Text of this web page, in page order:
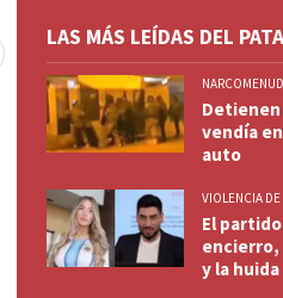
LAS MÁS LEÍDAS DEL
vendía
auto
VIOLENCIA DE
El
y la huida